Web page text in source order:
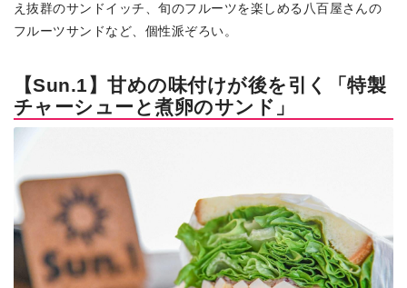
え抜群のサンドイッチ、旬のフルーツを楽しめる八百屋さんの
フルーツサンドなど、個性派ぞろい。
【Sun.1】甘めの味付けが後を引く「特製
チャーシューと煮卵のサンド」